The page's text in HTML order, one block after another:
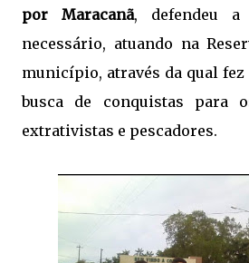
por Maracanã, defendeu
necessário, atuando na
município, através da qual
busca de conquistas para
extrativistas e pescadores.